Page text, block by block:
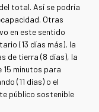
total. Así se podría
Otras
en este sentido
(13 días más), la
de tierra (8 días), la
15 minutos para
(11 días) o el
público sostenible